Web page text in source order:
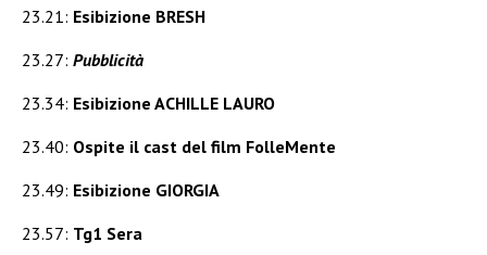
23.21: Esibizione BRESH
23.27: Pubblicità
23.34: Esibizione ACHILLE LAURO
23.40: Ospite il cast del film FolleMente
23.49: Esibizione GIORGIA
23.57: Tg1 Sera